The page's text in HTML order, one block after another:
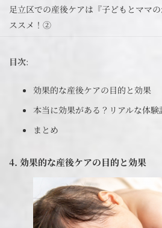
足立区での産後ケアは『子どもとママ
ススメ！②
目次:
効果的な産後ケアの目的と効果
本当に効果がある？リアルな体験
まとめ
4. 効果的な産後ケアの目的と効果